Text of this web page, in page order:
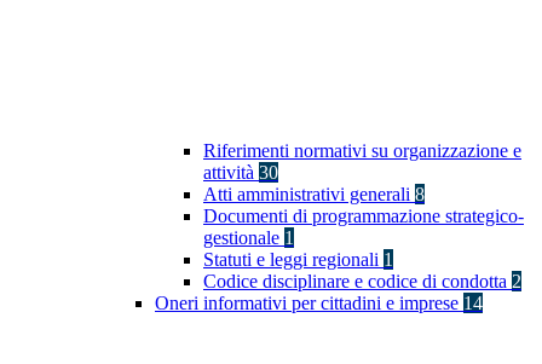
Riferimenti normativi su organizzazione e
attività 30
Atti amministrativi generali 8
Documenti di programmazione strategico-
gestionale 1
Statuti e leggi regionali 1
Codice disciplinare e codice di condotta 2
Oneri informativi per cittadini e imprese 14